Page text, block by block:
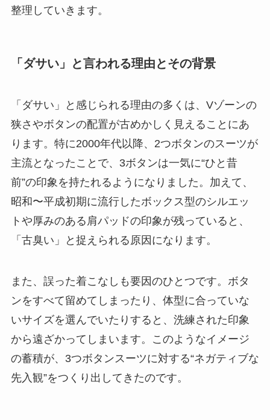
整理していきます。
「ダサい」と言われる理由とその背景
「ダサい」と感じられる理由の多くは、Vゾーンの
狭さやボタンの配置が古めかしく見えることにあ
ります。特に2000年代以降、2つボタンのスーツが
主流となったことで、3ボタンは一気に“ひと昔
前”の印象を持たれるようになりました。加えて、
昭和〜平成初期に流行したボックス型のシルエッ
トや厚みのある肩パッドの印象が残っていると、
「古臭い」と捉えられる原因になります。
また、誤った着こなしも要因のひとつです。ボタ
ンをすべて留めてしまったり、体型に合っていな
いサイズを選んでいたりすると、洗練された印象
から遠ざかってしまいます。このようなイメージ
の蓄積が、3つボタンスーツに対する“ネガティブな
先入観”をつくり出してきたのです。